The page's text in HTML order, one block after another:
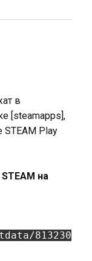
в
[steamapps],
Play
на
813230